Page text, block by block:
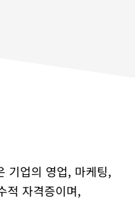
기업의 영업, 마케팅,
적 자격증이며,